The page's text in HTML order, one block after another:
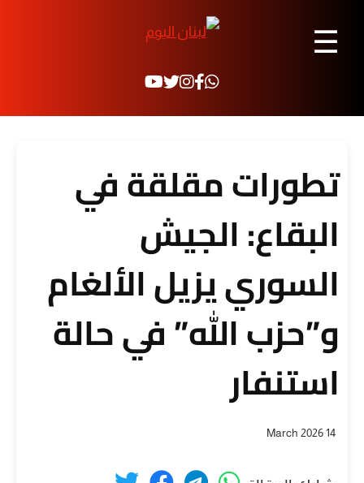
☰
تطورات مقلقة في
البقاع: الجيش
السوري يزيل الألغام
و”حزب الله” في حالة
استنفار
14 March 2026